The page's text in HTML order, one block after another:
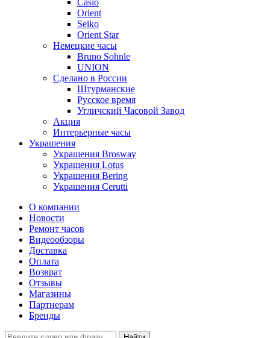
Casio
Orient
Seiko
Orient Star
Немецкие часы
Bruno Sohnle
UNION
Сделано в России
Штурманские
Русское время
Угличский Часовой Завод
Акция
Интерьерные часы
Украшения
Украшения Brosway
Украшения Lotus
Украшения Bering
Украшения Cerutti
О компании
Новости
Ремонт часов
Видеообзоры
Доставка
Оплата
Возврат
Отзывы
Магазины
Партнерам
Бренды